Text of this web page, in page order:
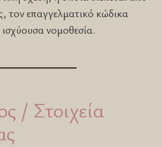
τον επαγγελματικό κώδικα
νομοθεσία.
/ Στοιχεία